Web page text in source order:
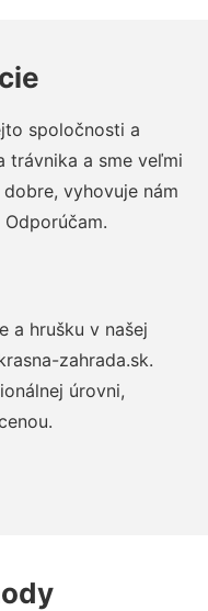
spoločnosti a
trávnika a sme veľmi
vyhovuje nám
a hrušku v našej
zahrada.sk.
úrovni,